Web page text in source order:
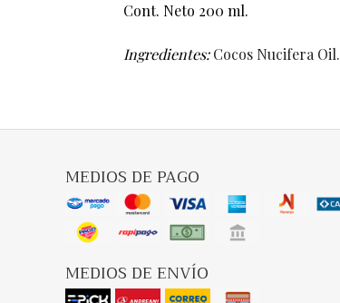
Cont. Neto 200 ml.
Ingredientes:Cocos Nucifera Oil.
MEDIOS DE PAGO
MEDIOS DE ENVÍO